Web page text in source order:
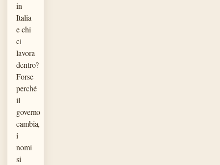
in
Italia
e chi
ci
lavora
dentro?
Forse
perché
il
governo
cambia,
i
nomi
si